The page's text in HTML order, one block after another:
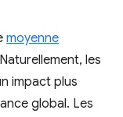
moyenne
les
impact plus
global. Les